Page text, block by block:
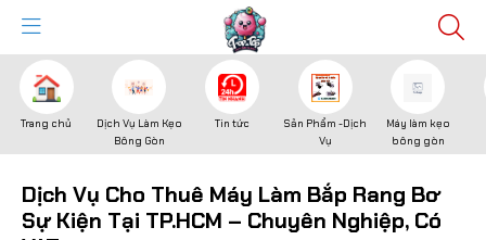
Trang chủ
Dịch Vụ Làm Kẹo
Bông Gòn
Tin tức
Sản Phẩm -Dịch
Vụ
Máy làm kẹo
bông gòn
Dịch Vụ Cho Thuê Máy Làm Bắp Rang Bơ
Sự Kiện Tại TP.HCM – Chuyên Nghiệp, Có